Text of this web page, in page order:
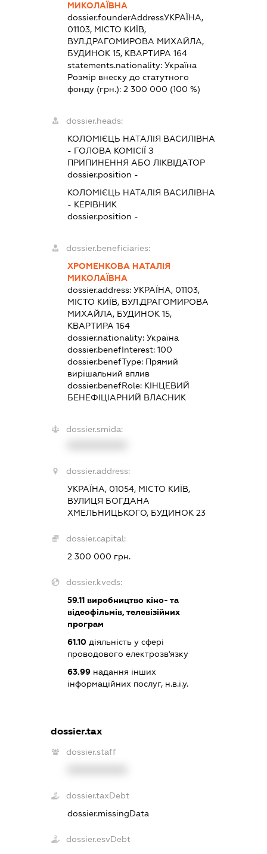
МИКОЛАЇВНА
dossier.founderAddressУКРАЇНА,
01103, МІСТО КИЇВ,
ВУЛ.ДРАГОМИРОВА МИХАЙЛА,
БУДИНОК 15, КВАРТИРА 164
statements.nationality: Україна
Розмір внеску до статутного
фонду (грн.): 2 300 000 (100 %)
dossier.heads:
КОЛОМІЄЦЬ НАТАЛІЯ ВАСИЛІВНА
- ГОЛОВА КОМІСІЇ З
ПРИПИНЕННЯ АБО ЛІКВІДАТОР
dossier.position -
КОЛОМІЄЦЬ НАТАЛІЯ ВАСИЛІВНА
- КЕРІВНИК
dossier.position -
dossier.beneficiaries:
ХРОМЕНКОВА НАТАЛІЯ
МИКОЛАЇВНА
dossier.address: УКРАЇНА, 01103,
МІСТО КИЇВ, ВУЛ.ДРАГОМИРОВА
МИХАЙЛА, БУДИНОК 15,
КВАРТИРА 164
dossier.nationality: Україна
dossier.benefInterest: 100
dossier.benefType: Прямий
вирішальний вплив
dossier.benefRole: КІНЦЕВИЙ
БЕНЕФІЦІАРНИЙ ВЛАСНИК
dossier.smida:
dossier.address:
УКРАЇНА, 01054, МІСТО КИЇВ,
ВУЛИЦЯ БОГДАНА
ХМЕЛЬНИЦЬКОГО, БУДИНОК 23
dossier.capital:
2 300 000 грн.
dossier.kveds:
59.11виробництво кіно- та
відеофільмів, телевізійних
програм
61.10діяльність у сфері
проводового електрозв'язку
63.99надання інших
інформаційних послуг, н.в.і.у.
dossier.tax
dossier.staff
dossier.taxDebt
dossier.missingData
dossier.esvDebt